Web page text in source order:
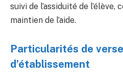
suivi de l’assiduité de l’élève,
maintien de l’aide.
Particularités de
d’établissement